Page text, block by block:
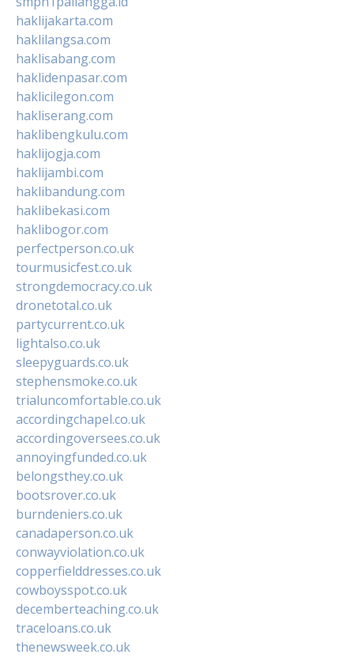
haklijakarta.com
haklilangsa.com
haklisabang.com
haklidenpasar.com
haklicilegon.com
hakliserang.com
haklibengkulu.com
haklijogja.com
haklijambi.com
haklibandung.com
haklibekasi.com
haklibogor.com
perfectperson.co.uk
tourmusicfest.co.uk
strongdemocracy.co.uk
dronetotal.co.uk
partycurrent.co.uk
lightalso.co.uk
sleepyguards.co.uk
stephensmoke.co.uk
trialuncomfortable.co.uk
accordingchapel.co.uk
accordingoversees.co.uk
annoyingfunded.co.uk
belongsthey.co.uk
bootsrover.co.uk
burndeniers.co.uk
canadaperson.co.uk
conwayviolation.co.uk
copperfielddresses.co.uk
cowboysspot.co.uk
decemberteaching.co.uk
traceloans.co.uk
thenewsweek.co.uk